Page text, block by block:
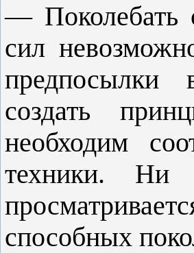
— Поколебать
сил
предпосылки
создать
необходим
техники.
способных